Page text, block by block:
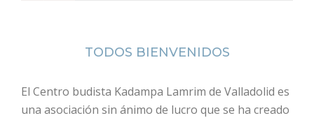
TODOS BIENVENIDOS
El Centro budista Kadampa Lamrim de Valladolid es
una asociación sin ánimo de lucro que se ha creado